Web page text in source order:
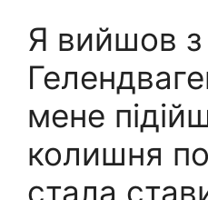
Я вийшов з
мене
колишня
стала